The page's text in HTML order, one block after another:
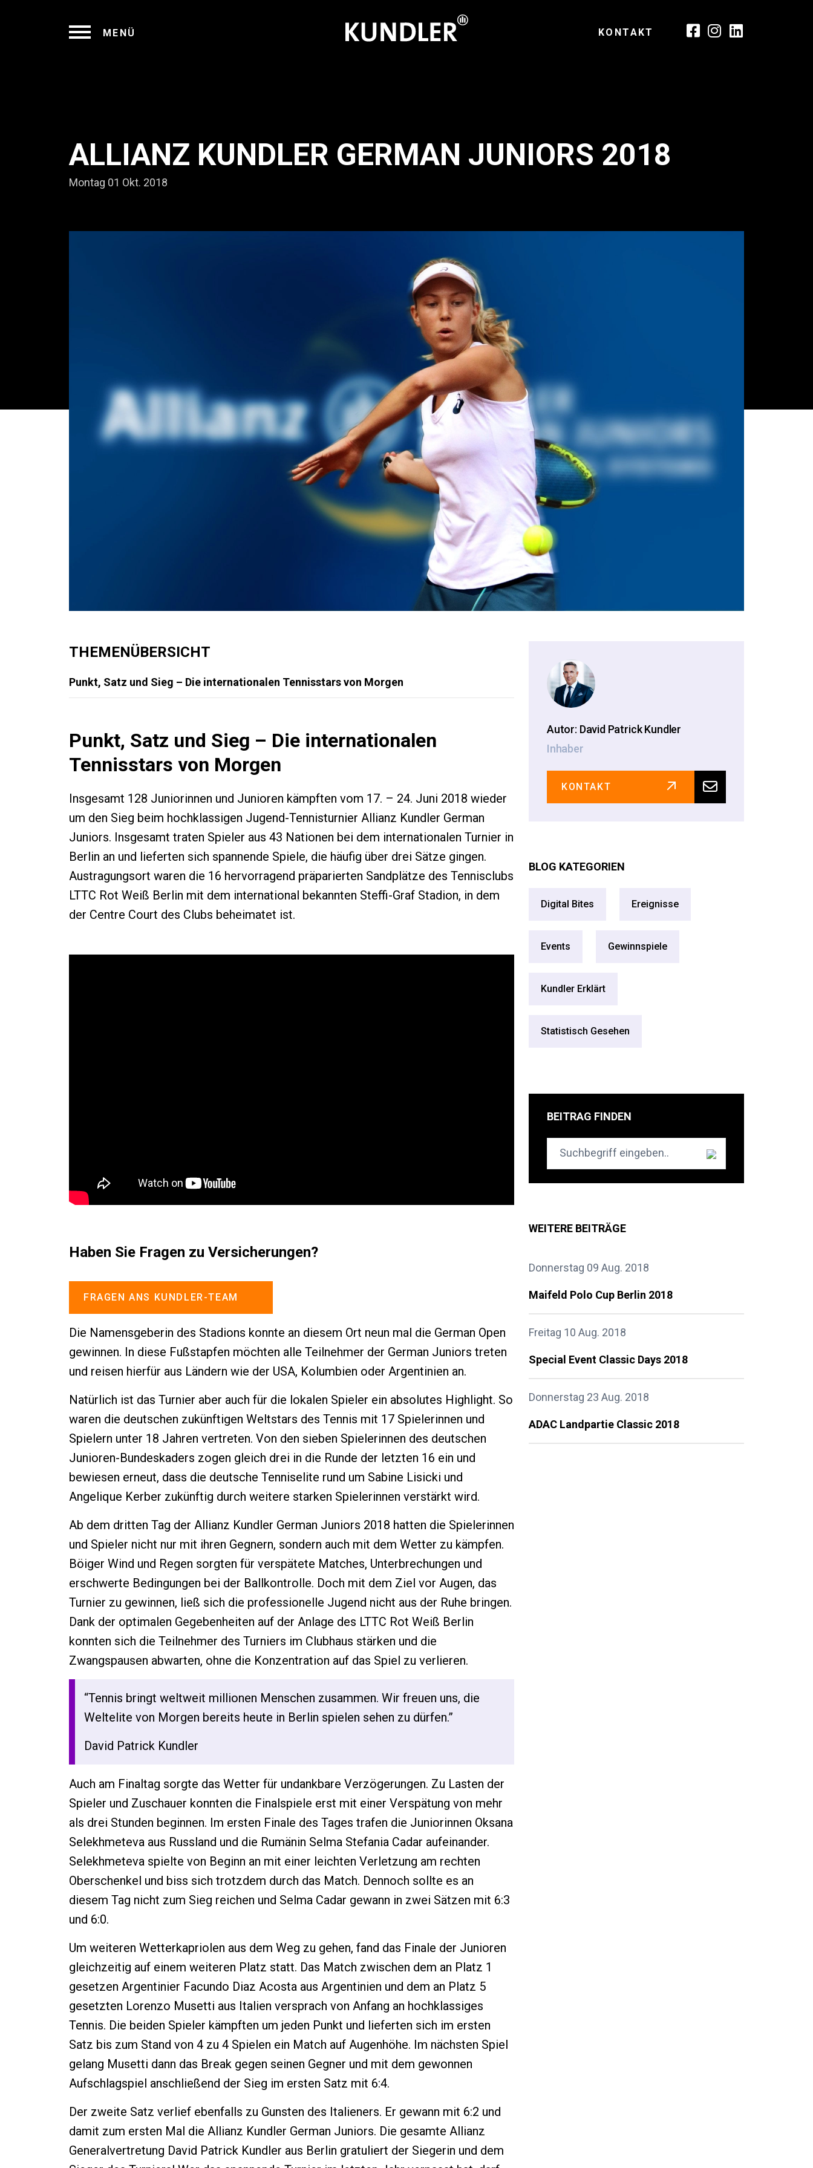
MENÜ KONTAKT
ALLIANZ KUNDLER GERMAN JUNIORS 2018
Montag 01 Okt. 2018
THEMENÜBERSICHT
Punkt, Satz und Sieg – Die internationalen Tennisstars von Morgen
Punkt, Satz und Sieg – Die internationalen
Tennisstars von Morgen
Insgesamt 128 Juniorinnen und Junioren kämpften vom 17. – 24. Juni 2018 wieder
um den Sieg beim hochklassigen Jugend-Tennisturnier Allianz Kundler German
Juniors. Insgesamt traten Spieler aus 43 Nationen bei dem internationalen Turnier in
Berlin an und lieferten sich spannende Spiele, die häufig über drei Sätze gingen.
Austragungsort waren die 16 hervorragend präparierten Sandplätze des Tennisclubs
LTTC Rot Weiß Berlin mit dem international bekannten Steffi-Graf Stadion, in dem
der Centre Court des Clubs beheimatet ist.
Haben Sie Fragen zu Versicherungen?
FRAGEN ANS KUNDLER-TEAM
Die Namensgeberin des Stadions konnte an diesem Ort neun mal die German Open
gewinnen. In diese Fußstapfen möchten alle Teilnehmer der German Juniors treten
und reisen hierfür aus Ländern wie der USA, Kolumbien oder Argentinien an.
Natürlich ist das Turnier aber auch für die lokalen Spieler ein absolutes Highlight. So
waren die deutschen zukünftigen Weltstars des Tennis mit 17 Spielerinnen und
Spielern unter 18 Jahren vertreten. Von den sieben Spielerinnen des deutschen
Junioren-Bundeskaders zogen gleich drei in die Runde der letzten 16 ein und
bewiesen erneut, dass die deutsche Tenniselite rund um Sabine Lisicki und
Angelique Kerber zukünftig durch weitere starken Spielerinnen verstärkt wird.
Ab dem dritten Tag der Allianz Kundler German Juniors 2018 hatten die Spielerinnen
und Spieler nicht nur mit ihren Gegnern, sondern auch mit dem Wetter zu kämpfen.
Böiger Wind und Regen sorgten für verspätete Matches, Unterbrechungen und
erschwerte Bedingungen bei der Ballkontrolle. Doch mit dem Ziel vor Augen, das
Turnier zu gewinnen, ließ sich die professionelle Jugend nicht aus der Ruhe bringen.
Dank der optimalen Gegebenheiten auf der Anlage des LTTC Rot Weiß Berlin
konnten sich die Teilnehmer des Turniers im Clubhaus stärken und die
Zwangspausen abwarten, ohne die Konzentration auf das Spiel zu verlieren.
“Tennis bringt weltweit millionen Menschen zusammen. Wir freuen uns, die
Weltelite von Morgen bereits heute in Berlin spielen sehen zu dürfen.”
David Patrick Kundler
Auch am Finaltag sorgte das Wetter für undankbare Verzögerungen. Zu Lasten der
Spieler und Zuschauer konnten die Finalspiele erst mit einer Verspätung von mehr
als drei Stunden beginnen. Im ersten Finale des Tages trafen die Juniorinnen Oksana
Selekhmeteva aus Russland und die Rumänin Selma Stefania Cadar aufeinander.
Selekhmeteva spielte von Beginn an mit einer leichten Verletzung am rechten
Oberschenkel und biss sich trotzdem durch das Match. Dennoch sollte es an
diesem Tag nicht zum Sieg reichen und Selma Cadar gewann in zwei Sätzen mit 6:3
und 6:0.
Um weiteren Wetterkapriolen aus dem Weg zu gehen, fand das Finale der Junioren
gleichzeitig auf einem weiteren Platz statt. Das Match zwischen dem an Platz 1
gesetzen Argentinier Facundo Diaz Acosta aus Argentinien und dem an Platz 5
gesetzten Lorenzo Musetti aus Italien versprach von Anfang an hochklassiges
Tennis. Die beiden Spieler kämpften um jeden Punkt und lieferten sich im ersten
Satz bis zum Stand von 4 zu 4 Spielen ein Match auf Augenhöhe. Im nächsten Spiel
gelang Musetti dann das Break gegen seinen Gegner und mit dem gewonnen
Aufschlagspiel anschließend der Sieg im ersten Satz mit 6:4.
Der zweite Satz verlief ebenfalls zu Gunsten des Italieners. Er gewann mit 6:2 und
damit zum ersten Mal die Allianz Kundler German Juniors. Die gesamte Allianz
Generalvertretung David Patrick Kundler aus Berlin gratuliert der Siegerin und dem
Autor: David Patrick Kundler
Inhaber
KONTAKT
BLOG KATEGORIEN
Digital Bites Ereignisse
Events Gewinnspiele
Kundler Erklärt
Statistisch Gesehen
BEITRAG FINDEN
WEITERE BEITRÄGE
Donnerstag 09 Aug. 2018
Maifeld Polo Cup Berlin 2018
Freitag 10 Aug. 2018
Special Event Classic Days 2018
Donnerstag 23 Aug. 2018
ADAC Landpartie Classic 2018